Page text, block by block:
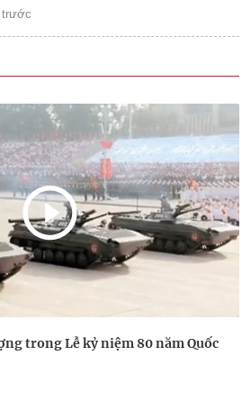
trước
trong Lễ kỷ niệm 80 năm Quốc